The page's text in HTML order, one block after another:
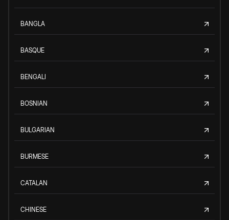
BANGLA
BASQUE
BENGALI
BOSNIAN
BULGARIAN
BURMESE
CATALAN
CHINESE